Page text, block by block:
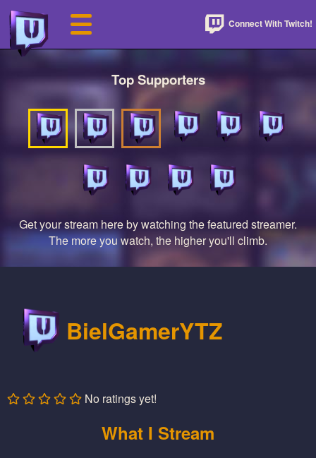
Connect With Twitch!
Top Supporters
Get your stream here by watching the featured streamer.
The more you watch, the higher you'll climb.
BielGamerYTZ
No ratings yet!
What I Stream